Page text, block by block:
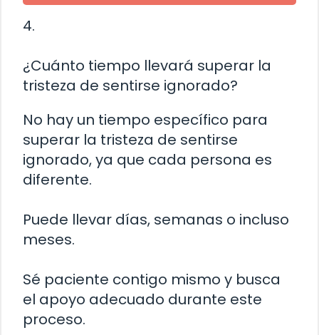
4.
¿Cuánto tiempo llevará superar la
tristeza de sentirse ignorado?
No hay un tiempo específico para
superar la tristeza de sentirse
ignorado, ya que cada persona es
diferente.
Puede llevar días, semanas o incluso
meses.
Sé paciente contigo mismo y busca
el apoyo adecuado durante este
proceso.